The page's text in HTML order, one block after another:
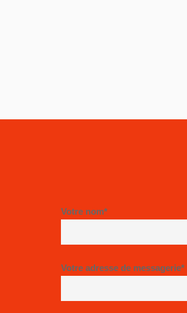
Votre nom*
Votre adresse de messagerie*